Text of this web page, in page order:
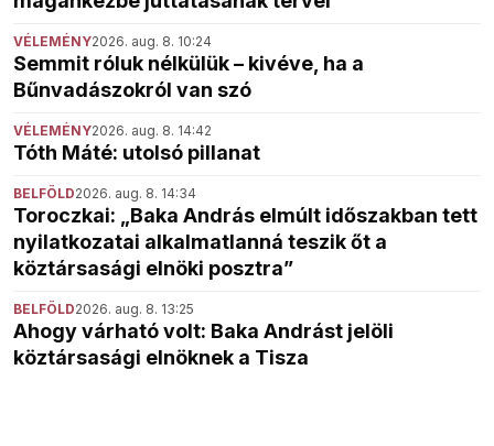
VÉLEMÉNY2026. aug. 8. 10:24
Semmit róluk nélkülük – kivéve, ha a
Bűnvadászokról van szó
VÉLEMÉNY2026. aug. 8. 14:42
Tóth Máté: utolsó pillanat
BELFÖLD2026. aug. 8. 14:34
Toroczkai: „Baka András elmúlt időszakban tett
nyilatkozatai alkalmatlanná teszik őt a
köztársasági elnöki posztra”
BELFÖLD2026. aug. 8. 13:25
Ahogy várható volt: Baka Andrást jelöli
köztársasági elnöknek a Tisza